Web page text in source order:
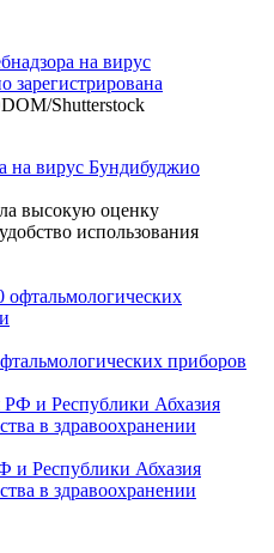
Shutterstock
на вирус Бундибуджио
высокую оценку
использования
приборов
и Республики Абхазия
в здравоохранении